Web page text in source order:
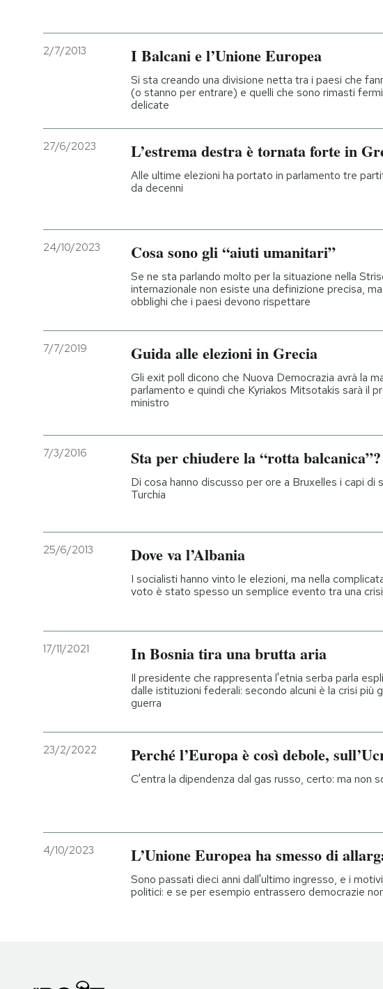
2/7/2013 I Balcani e l’Unione Europea
Si sta creando una divisione netta tra i paesi che
(o stanno per entrare) e quelli che sono rimasti
delicate
27/6/2023 L’estrema destra è tornata forte in
Alle ultime elezioni ha portato in parlamento tre
da decenni
24/10/2023 Cosa sono gli “aiuti umanitari”
Se ne sta parlando molto per la situazione nella
internazionale non esiste una definizione precisa,
obblighi che i paesi devono rispettare
7/7/2019 Guida alle elezioni in Grecia
Gli exit poll dicono che Nuova Democrazia avrà la
parlamento e quindi che Kyriakos Mitsotakis sarà il
ministro
7/3/2016 Sta per chiudere la “rotta balcanica”?
Di cosa hanno discusso per ore a Bruxelles i capi di
Turchia
25/6/2013 Dove va l’Albania
I socialisti hanno vinto le elezioni, ma nella
voto è stato spesso un semplice evento tra una crisi
17/11/2021 In Bosnia tira una brutta aria
Il presidente che rappresenta l'etnia serba parla
dalle istituzioni federali: secondo alcuni è la crisi più
guerra
23/2/2022 Perché l’Europa è così debole,
C'entra la dipendenza dal gas russo, certo: ma non
4/10/2023 L’Unione Europea ha smesso di
Sono passati dieci anni dall'ultimo ingresso, e i
politici: e se per esempio entrassero democrazie